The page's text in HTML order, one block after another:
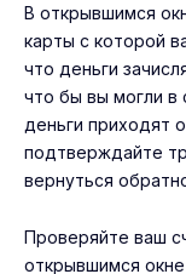
В открывшимся
карты с которой
что деньги
что бы вы могли в
деньги приходят
подтверждайте
вернуться
Проверяйте ваш
открывшимся